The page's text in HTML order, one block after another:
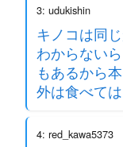
3: udukishin
キノコは同
わからない
もあるから
外は食べて
4: red_kawa5373